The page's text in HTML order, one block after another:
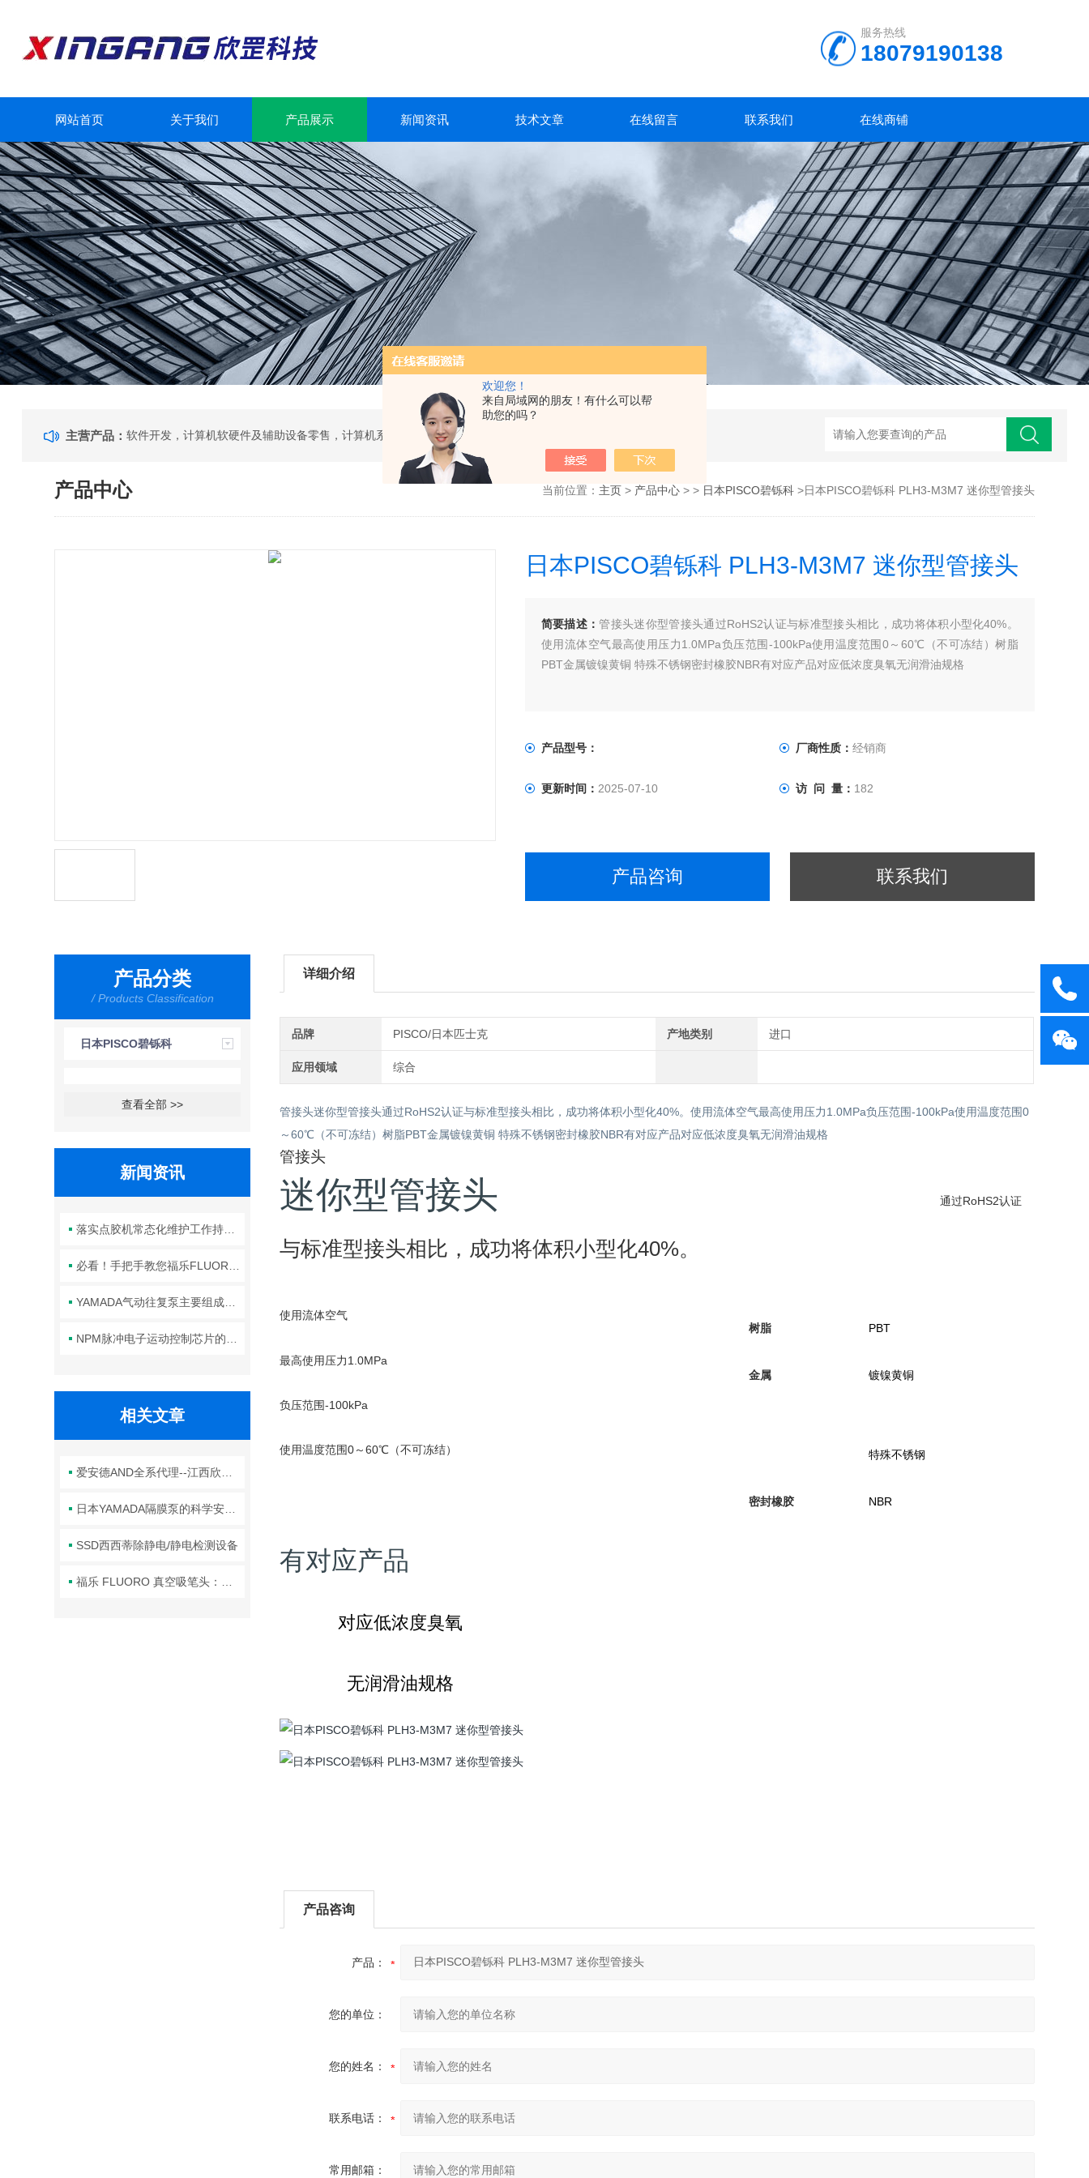
欢迎您！
来自局域网的朋友！有什么可以帮
助您的吗？
服务热线
18079190138
网站首页 关于我们 产品展示 新闻资讯 技术文章 在线留言 联系我们 在线商铺
主营产品：
产品中心 当前位置： 主页> 产品中心> > 日本PISCO碧铄科>日本PISCO碧铄科 PLH3-M3M7 迷你型管接头
日本PISCO碧铄科 PLH3-M3M7 迷你型管接头
简要描述：管接头迷你型管接头通过RoHS2认证与标准型接头相比，成功将体积小型化40%。
使用流体空气最高使用压力1.0MPa负压范围-100kPa使用温度范围0～60℃（不可冻结）树脂
PBT金属镀镍黄铜 特殊不锈钢密封橡胶NBR有对应产品对应低浓度臭氧无润滑油规格
产品型号： 厂商性质：经销商
更新时间： 2025-07-10 访 问 量： 182
产品咨询 联系我们
产品分类
/ Products Classification
日本PISCO碧铄科
查看全部 >>
新闻资讯
相关文章
SSD西西蒂除静电/静电检测设备
详细介绍
品牌 PISCO/日本匹士克 产地类别 进口
应用领域 综合
管接头迷你型管接头通过RoHS2认证与标准型接头相比，成功将体积小型化40%。使用流体空气最高使用压力1.0MPa负压范围-100kPa使用温度范围0
～60℃（不可冻结）树脂PBT金属镀镍黄铜 特殊不锈钢密封橡胶NBR有对应产品对应低浓度臭氧无润滑油规格
管接头
迷你型管接头 通过RoHS2认证
与标准型接头相比，成功将体积小型化40%。
使用流体空气
最高使用压力1.0MPa
负压范围-100kPa
使用温度范围0～60℃（不可冻结）
树脂 PBT
金属 镀镍黄铜
特殊不锈钢
密封橡胶 NBR
有对应产品
对应低浓度臭氧
无润滑油规格
产品咨询
产品：
您的单位：
您的姓名：
联系电话：
常用邮箱：